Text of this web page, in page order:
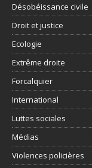
Désobéissance civile
Droit et justice
Ecologie
Extrême droite
Forcalquier
International
Luttes sociales
Médias
Violences policières